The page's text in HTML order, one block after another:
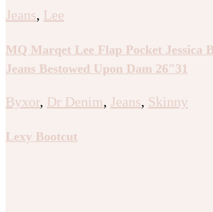
Jeans, Lee
MQ Marqet Lee Flap Pocket Jessica
Jeans Bestowed Upon Dam 26″31
Byxor, Dr Denim, Jeans, Skinny
Lexy Bootcut